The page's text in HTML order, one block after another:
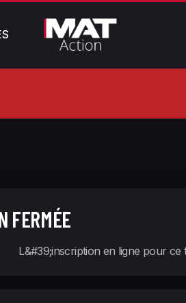
FERMÉE
L&#39;inscription en ligne pour